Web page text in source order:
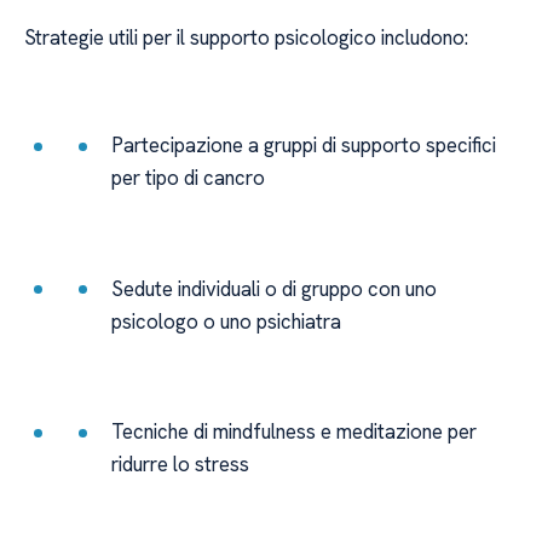
Strategie utili per il supporto psicologico includono:
Partecipazione a gruppi di supporto specifici
per tipo di cancro
Sedute individuali o di gruppo con uno
psicologo o uno psichiatra
Tecniche di mindfulness e meditazione per
ridurre lo stress